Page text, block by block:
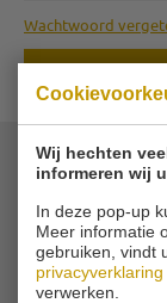
Wij hechten
informeren wij
In deze pop-up
Meer informatie
gebruiken, vindt
privacyverklaring
verwerken.
Wachtwoord